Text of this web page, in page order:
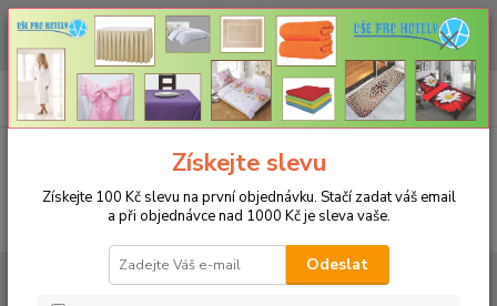
CHCETE NAKOUPIT VĚTŠÍ MNOŽSTVÍ NAŠICH PRODUKTŮ ZA LEPŠÍ
CENU? Klikněte ZDE
CZK
+420 773 794 023
Pondělí-pátek 9-16 hodin
0ks
za0 Kč
UBRUSY
Slavnostní ubrusy Magnolia s vodoodpudivou úpravou
Získejte slevu
Získejte 100 Kč slevu na první objednávku. Stačí zadat váš email
a při objednávce nad 1000 Kč je sleva vaše.
Odeslat